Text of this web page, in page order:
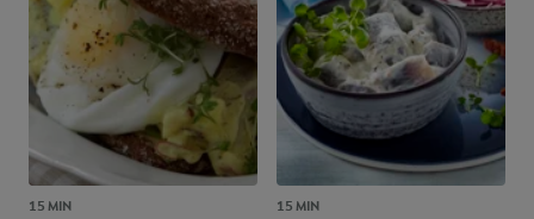
15 MIN 15 MIN